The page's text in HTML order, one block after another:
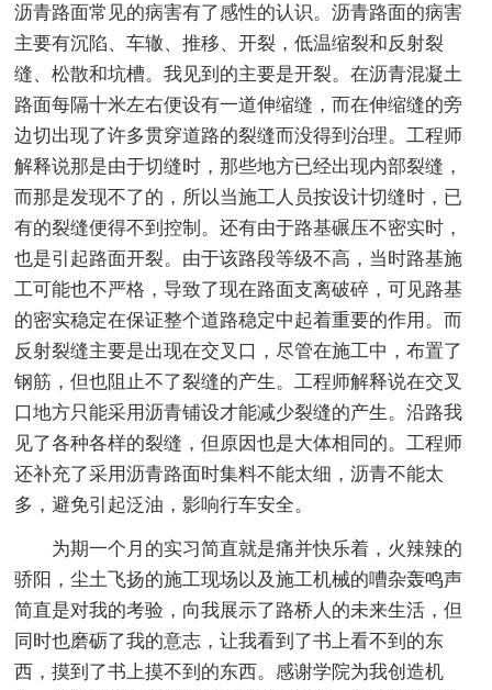
沥青路面常见的病害有了感性的认识。沥青路面的病害
主要有沉陷、车辙、推移、开裂，低温缩裂和反射裂
缝、松散和坑槽。我见到的主要是开裂。在沥青混凝土
路面每隔十米左右便设有一道伸缩缝，而在伸缩缝的旁
边切出现了许多贯穿道路的裂缝而没得到治理。工程师
解释说那是由于切缝时，那些地方已经出现内部裂缝，
而那是发现不了的，所以当施工人员按设计切缝时，已
有的裂缝便得不到控制。还有由于路基碾压不密实时，
也是引起路面开裂。由于该路段等级不高，当时路基施
工可能也不严格，导致了现在路面支离破碎，可见路基
的密实稳定在保证整个道路稳定中起着重要的作用。而
反射裂缝主要是出现在交叉口，尽管在施工中，布置了
钢筋，但也阻止不了裂缝的产生。工程师解释说在交叉
口地方只能采用沥青铺设才能减少裂缝的产生。沿路我
见了各种各样的裂缝，但原因也是大体相同的。工程师
还补充了采用沥青路面时集料不能太细，沥青不能太
多，避免引起泛油，影响行车安全。
为期一个月的实习简直就是痛并快乐着，火辣辣的
骄阳，尘土飞扬的施工现场以及施工机械的嘈杂轰鸣声
简直是对我的考验，向我展示了路桥人的未来生活，但
同时也磨砺了我的意志，让我看到了书上看不到的东
西，摸到了书上摸不到的东西。感谢学院为我创造机